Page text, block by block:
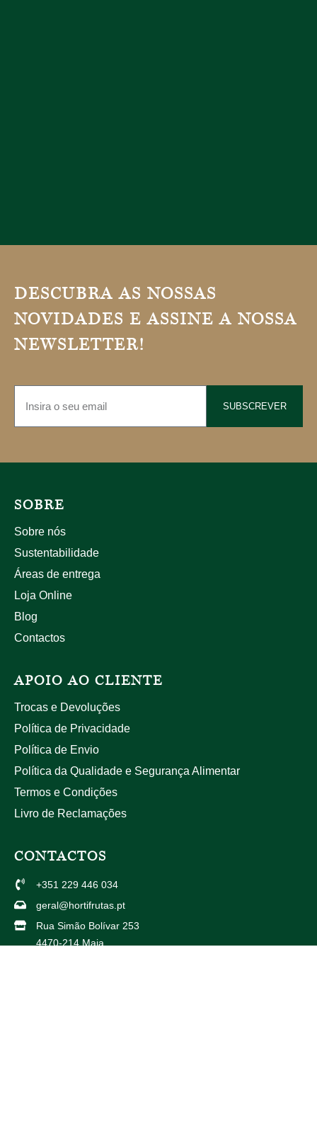
DESCUBRA AS NOSSAS
NOVIDADES E ASSINE A NOSSA
NEWSLETTER!
SUBSCREVER
SOBRE
Sobre nós
Sustentabilidade
Áreas de entrega
Loja Online
Blog
Contactos
APOIO AO CLIENTE
Trocas e Devoluções
Política de Privacidade
Política de Envio
Política da Qualidade e Segurança Alimentar
Termos e Condições
Livro de Reclamações
CONTACTOS
+351 229 446 034
geral@hortifrutas.pt
Rua Simão Bolívar 253
4470-214 Maia